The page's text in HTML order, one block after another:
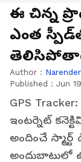
ఈ చిన్న
ఎంత
Author :
Published : Jun
GPS
ఇంటర్నెట్
అందించే
అందుబాటులో